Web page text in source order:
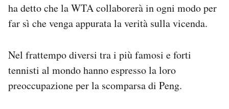
ha detto che la WTA collaborerà in ogni modo per
far sì che venga appurata la verità sulla vicenda.
Nel frattempo diversi tra i più famosi e forti
tennisti al mondo hanno espresso la loro
preoccupazione per la scomparsa di Peng.